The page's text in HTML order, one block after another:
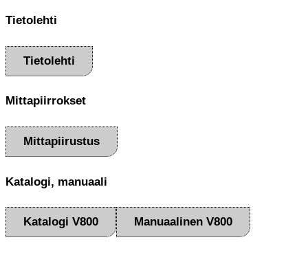
Tietolehti
Tietolehti
Mittapiirrokset
Mittapiirustus
Katalogi, manuaali
Katalogi V800 Manuaalinen V800